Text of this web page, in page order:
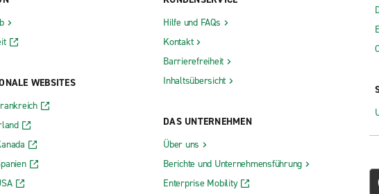
WEBSITES
Hilfe und FAQs
Kontakt
Barrierefreiheit
Inhaltsübersicht
DAS UNTERNEHMEN
Über uns
Berichte und Unternehmensführung
Enterprise Mobility